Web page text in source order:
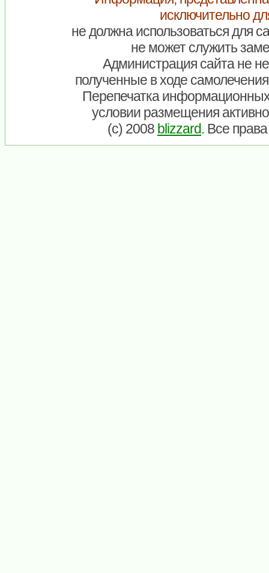
исключительно
не должна использоваться для
не может служить
Администрация сайта не
полученные в ходе
Перепечатка
условии размещения
(c) 2008 blizzard. Все